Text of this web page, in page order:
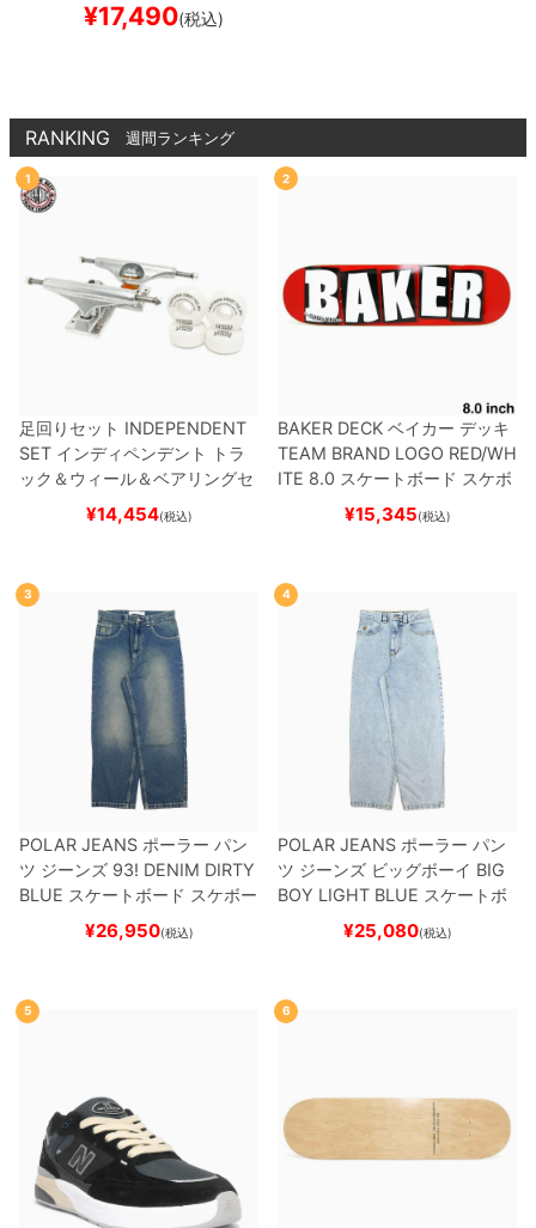
Y 306NM306BONBLA
¥17,490(税込)
RANKING 週間ランキング
1
足回りセット INDEPENDENT
SET インディペンデント
トラ
ック＆ウィール＆ベアリングセ
（トリック用）
ード スケボー
¥14,454(税込)
2
BAKER DECK ベイカー デッキ
TEAM BRAND LOGO RED/WH
ITE 8.0 スケートボード スケボ
¥15,345(税込)
3
POLAR JEANS ポーラー パン
ツ ジーンズ 93! DENIM DIRTY
BLUE スケートボード スケボー
¥26,950(税込)
4
POLAR JEANS ポーラー パン
ツ ジーンズ ビッグボーイ BIG
BOY LIGHT BLUE スケートボ
ード スケボー
¥25,080(税込)
5 6